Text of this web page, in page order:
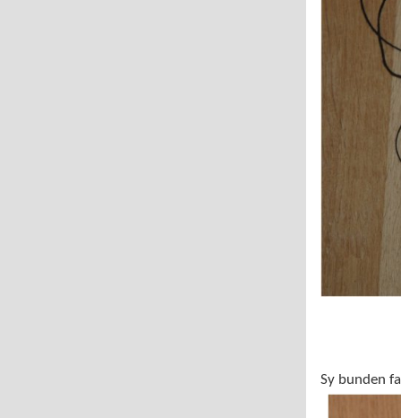
Sy bunden